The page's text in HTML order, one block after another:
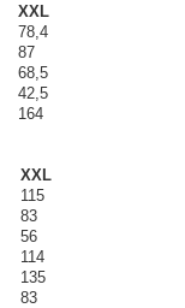
XXL
78,4
87
68,5
42,5
164
XXL
115
83
56
114
135
83